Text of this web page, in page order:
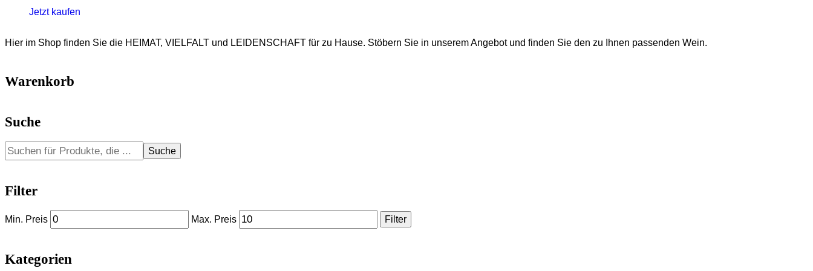
Jetzt kaufen
Hier im Shop finden Sie die HEIMAT, VIELFALT und LEIDENSCHAFT für zu Hause. Stöbern Sie in unserem Angebot und finden Sie den zu Ihnen passenden Wein.
Warenkorb
Suche
Suche
Filter
Min. Preis Max. Preis Filter
Kategorien